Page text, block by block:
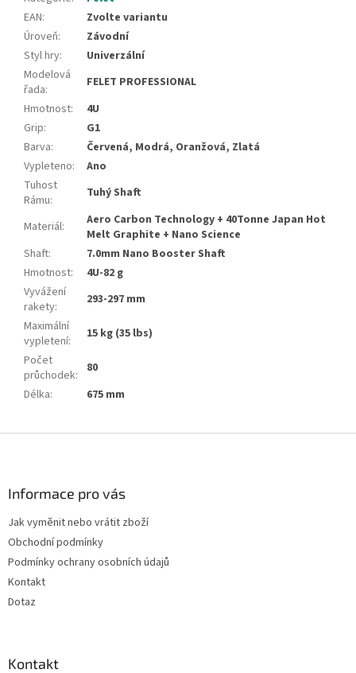
EAN:
Zvolte variantu
Úroveň:
Závodní
Styl hry:
Univerzální
Modelová
řada:
FELET PROFESSIONAL
Hmotnost:
4U
Grip:
G1
Barva:
Červená, Modrá, Oranžová, Zlatá
Vypleteno:
Ano
Tuhost
Rámu: Tuhý Shaft
Materiál:
Aero Carbon Technology + 40Tonne Japan Hot
Melt Graphite + Nano Science
Shaft:
7.0mm Nano Booster Shaft
Hmotnost:
4U-82 g
Vyvážení
rakety:
293-297 mm
Maximální
vypletení:
15 kg (35 lbs)
Počet
průchodek:
80
Délka: 675 mm
Informace pro vás
Jak vyměnit nebo vrátit zboží
Obchodní podmínky
Podmínky ochrany osobních údajů
Kontakt
Dotaz
Kontakt